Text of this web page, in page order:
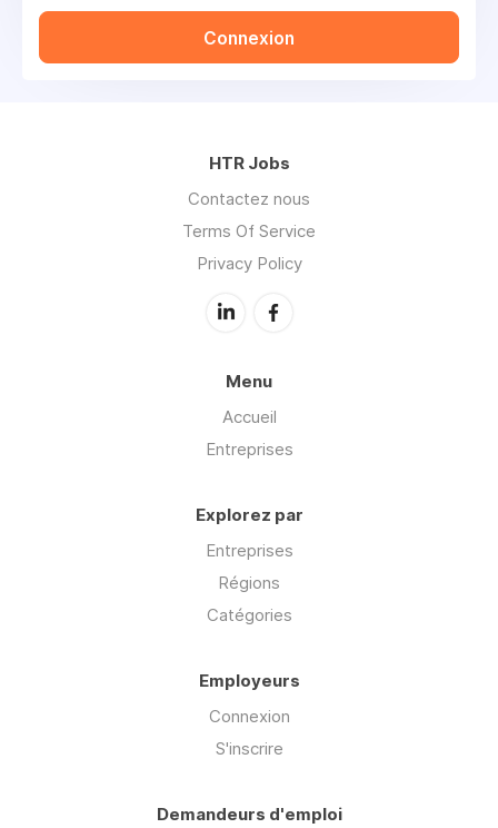
Connexion
HTR Jobs
Contactez nous
Terms Of Service
Privacy Policy
Menu
Accueil
Entreprises
Explorez par
Entreprises
Régions
Catégories
Employeurs
Connexion
S'inscrire
Demandeurs d'emploi